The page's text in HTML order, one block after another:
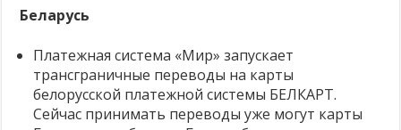
Беларусь
Платежная система «Мир» запускает
трансграничные переводы на карты
белорусской платежной системы БЕЛКАРТ.
Сейчас принимать переводы уже могут карты